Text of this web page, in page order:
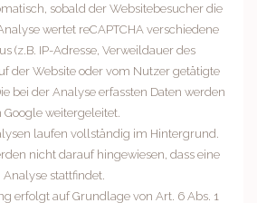
sobald der Websitebesucher die
wertet reCAPTCHA verschiedene
(z.B. IP-Adresse, Verweildauer des
der Website oder vom Nutzer getätigte
bei der Analyse erfassten Daten werden
Google weitergeleitet.
laufen vollständig im Hintergrund.
nicht darauf hingewiesen, dass eine
Analyse stattfindet.
erfolgt auf Grundlage von Art. 6 Abs. 1